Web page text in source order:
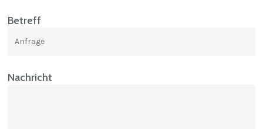
Betreff
Nachricht